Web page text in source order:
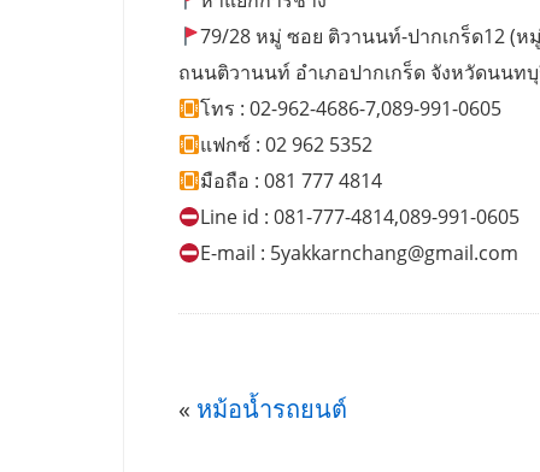
79/28 หมู่ ซอย ติวานนท์-ปากเกร็ด12 (ห
ถนนติวานนท์ อำเภอปากเกร็ด จังหวัดนนท
โทร : 02-962-4686-7,089-991-0605
แฟกซ์ : 02 962 5352
มือถือ : 081 777 4814
Line id : 081-777-4814,089-991-0605
E-mail : 5yakkarnchang@gmail.com
« หม้อน้ำรถยนต์